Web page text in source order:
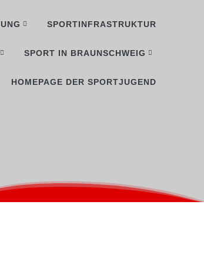
SPORTINFRASTRUKTUR
SPORT IN BRAUNSCHWEIG
HOMEPAGE DER SPORTJUGEND